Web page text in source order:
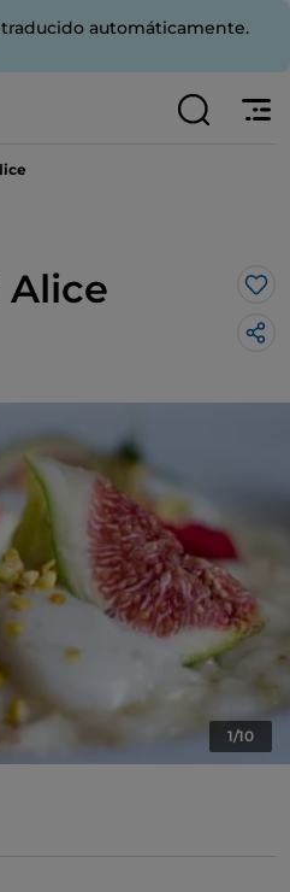
automáticamente.
Alice Me
1/10